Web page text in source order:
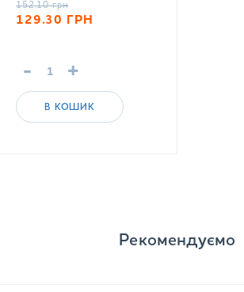
152.10 грн
129.30 ГРН
- +
В КОШИК
Рекомендуємо